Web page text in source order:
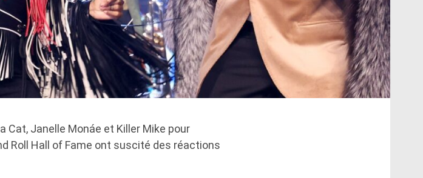
Cat, Janelle Monáe et Killer Mike pour
Roll Hall of Fame ont suscité des réactions